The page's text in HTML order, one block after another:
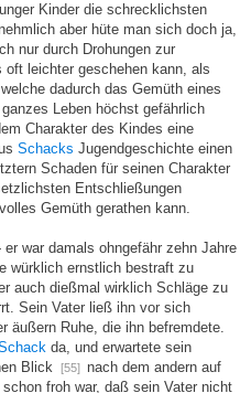
Kinder die schrecklichsten
aber hüte man sich doch ja,
nur durch Drohungen zur
oft leichter geschehen kann, als
dadurch das Gemüth eines
Leben höchst gefährlich
Charakter des Kindes eine
Schacks Jugendgeschichte einen
Schaden für seinen Charakter
Entschließungen
Gemüth gerathen kann.
war damals ohngefähr zehn Jahre
würklich ernstlich bestraft zu
auch dießmal wirklich Schläge zu
Sein Vater ließ ihn vor sich
äußern Ruhe, die ihn befremdete.
da, und erwartete sein
Blick
[55]
nach dem andern auf
froh war, daß sein Vater nicht